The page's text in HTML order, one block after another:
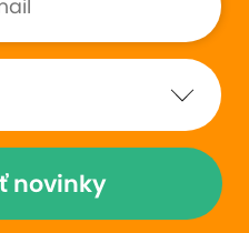
novinky